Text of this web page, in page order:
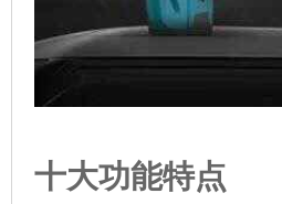
十大功能特点